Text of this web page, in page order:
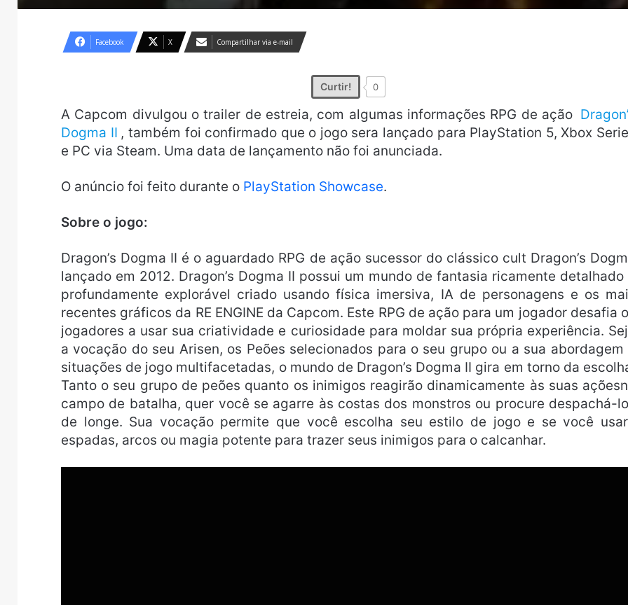
X e-
Facebook X Compartilhar via e-mail
Curtir! 0
A Capcom divulgou o trailer de estreia, com algumas informações RPG de ação
Dogma II , também foi confirmado que o jogo sera lançado para PlayStation 5, Xbox
e PC via Steam. Uma data de lançamento não foi anunciada.
O anúncio foi feito durante o PlayStation Showcase.
Sobre o jogo:
Dragon’s Dogma II é o aguardado RPG de ação sucessor do clássico cult Dragon’s
lançado em 2012. Dragon’s Dogma II possui um mundo de fantasia ricamente detalhado
profundamente explorável criado usando física imersiva, IA de personagens e os
recentes gráficos da RE ENGINE da Capcom. Este RPG de ação para um jogador desafia
jogadores a usar sua criatividade e curiosidade para moldar sua própria experiência.
a vocação do seu Arisen, os Peões selecionados para o seu grupo ou a sua abordagem
situações de jogo multifacetadas, o mundo de Dragon’s Dogma II gira em torno da
Tanto o seu grupo de peões quanto os inimigos reagirão dinamicamente às suas
campo de batalha, quer você se agarre às costas dos monstros ou procure despachá-
de longe. Sua vocação permite que você escolha seu estilo de jogo e se você
espadas, arcos ou magia potente para trazer seus inimigos para o calcanhar.